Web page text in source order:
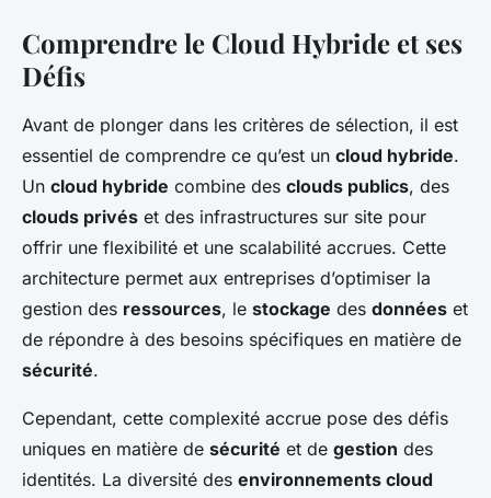
Comprendre le Cloud Hybride et ses
Défis
Avant de plonger dans les critères de sélection, il est
essentiel de comprendre ce qu’est un cloud hybride.
Un cloud hybride combine des clouds publics, des
clouds privés et des infrastructures sur site pour
offrir une flexibilité et une scalabilité accrues. Cette
architecture permet aux entreprises d’optimiser la
gestion des ressources, le stockage des données et
de répondre à des besoins spécifiques en matière de
sécurité.
Cependant, cette complexité accrue pose des défis
uniques en matière de sécurité et de gestion des
identités. La diversité des environnements cloud